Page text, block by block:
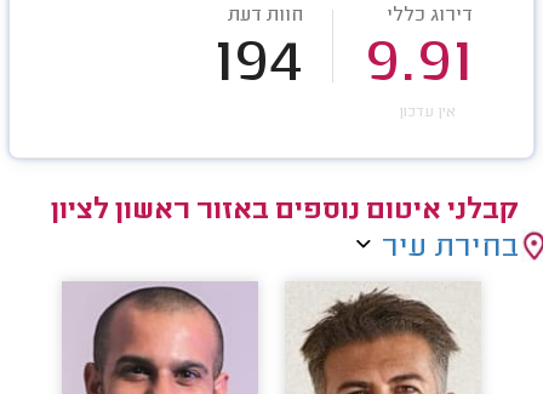
דירוג כללי
9.91
חוות דעת
194
אין עדכון
קבלני איטום נוספים באזור ראשון לציון
בחירת עיר